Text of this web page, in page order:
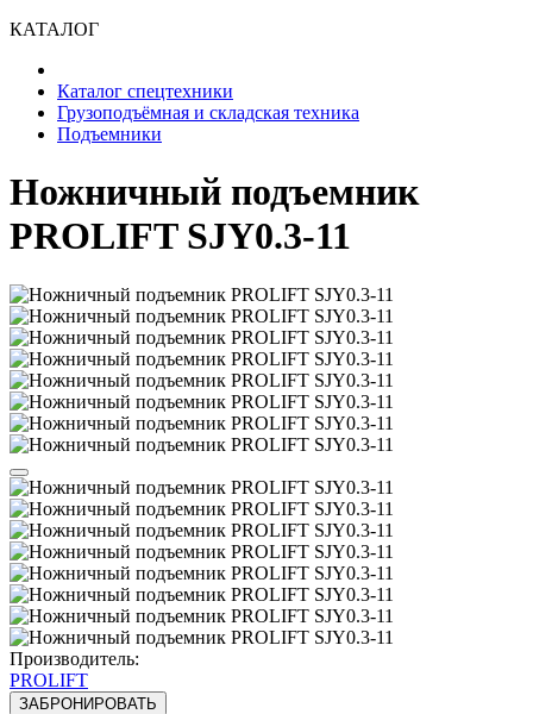
КАТАЛОГ
Каталог спецтехники
Грузоподъёмная и складская техника
Подъемники
Ножничный подъемник
PROLIFT SJY0.3-11
Производитель:
PROLIFT
ЗАБРОНИРОВАТЬ